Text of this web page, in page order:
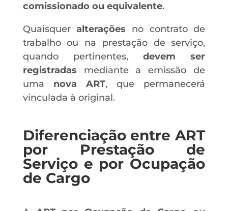
comissionado ou equivalente.
Quaisqueralterações no contrato de
trabalho ou na prestação de serviço,
quando pertinentes,devem ser
registradas mediante a emissão de
uma nova ART, que permanecerá
vinculada à original.
Diferenciação entre ART
por Prestação de
Serviço e por Ocupação
de Cargo